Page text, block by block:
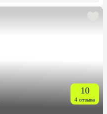
10
4 отзыва